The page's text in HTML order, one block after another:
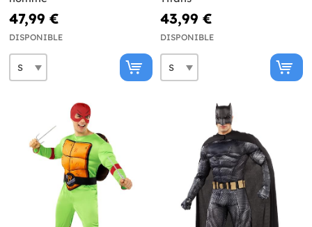
47,99 €
DISPONIBLE
43,99 €
DISPONIBLE